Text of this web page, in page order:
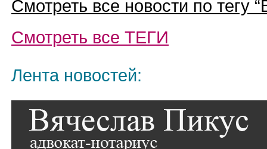
Смотреть все новости по тегу “
Смотреть все ТЕГИ
Лента новостей: